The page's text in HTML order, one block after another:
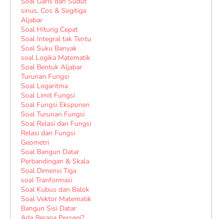
sinus, Cos & Segitiga
Aljabar
Soal Hitung Cepat
Soal Integral tak Tentu
Soal Suku Banyak
soal Logika Matematik
Soal Bentuk Aljabar
Turunan Fungsi
Soal Logaritma
Soal Limit Fungsi
Soal Fungsi Eksponen
Soal Turunan Fungsi
Soal Relasi dan Fungsi
Relasi dan Fungsi
Geometri
Soal Bangun Datar
Perbandingan & Skala
Soal Dimensi Tiga
soal Tranformasi
Soal Kubus dan Balok
Soal Vektor Matematik
Bangun Sisi Datar